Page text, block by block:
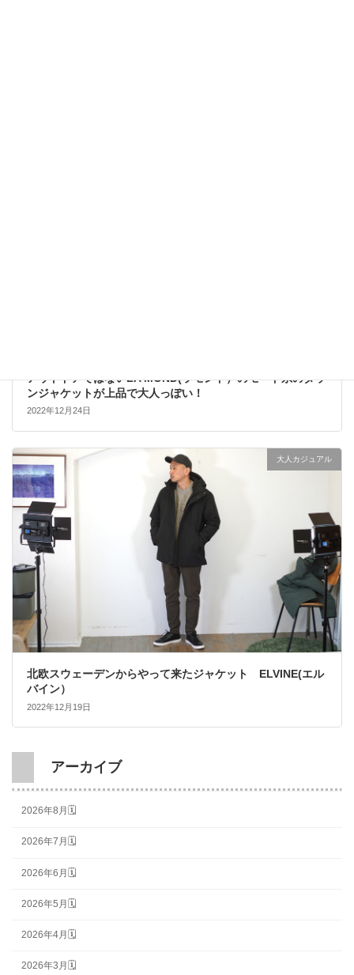
アウトドアではないLA MOND(ラモンド）のモード系のダウ
ンジャケットが上品で大人っぽい！
2022年12月24日
大人カジュアル
北欧スウェーデンからやって来たジャケット ELVINE(エル
バイン）
2022年12月19日
アーカイブ
2026年8月🗓
2026年7月🗓
2026年6月🗓
2026年5月🗓
2026年4月🗓
2026年3月🗓